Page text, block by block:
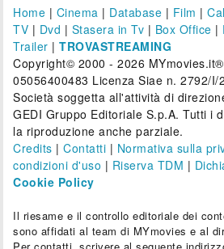
Home | Cinema | Database | Film |
TV | Dvd | Stasera in Tv | Box Office |
Trailer |TROVASTREAMING
Copyright© 2000 - 2026
05056400483 Licenza Siae n. 2792/I/
Società soggetta all'attività di
GEDI Gruppo Editoriale S.p.A. Tutti i
la riproduzione anche parziale.
Credits |Contatti | Normativa sulla
condizioni d'uso | Riserva TDM |
Cookie Policy
Il riesame e il controllo editoriale dei
sono affidati al team di MYmovies e al